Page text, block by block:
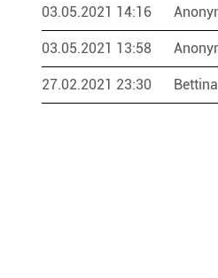
03.05.2021 14:16
03.05.2021 13:58
27.02.2021 23:30 Bettina